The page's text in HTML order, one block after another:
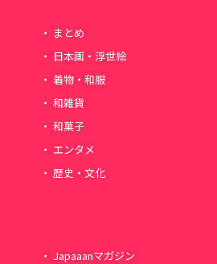
まとめ
日本画・浮世絵
着物・和服
和雑貨
和菓子
エンタメ
歴史・文化
Japaaanマガジン